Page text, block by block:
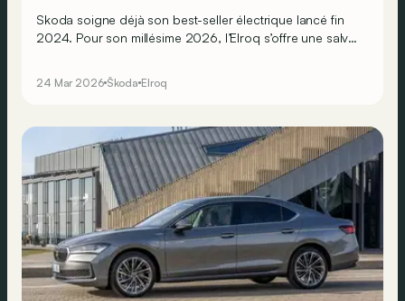
Skoda soigne déjà son best-seller électrique lancé fin
2024. Pour son millésime 2026, l’Elroq s’offre une salve
aussi une nouvelle batterie LFP plus économique pour
sa déclinaison 60.
24 Mar 2026 Škoda Elroq